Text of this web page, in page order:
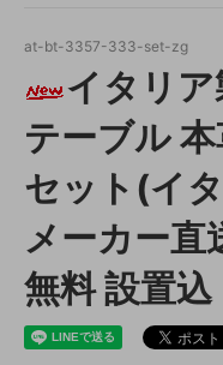
at-bt-3357-333-set-zg
イタリ
テーブル
セット(イ
メーカー直
無料 設置込